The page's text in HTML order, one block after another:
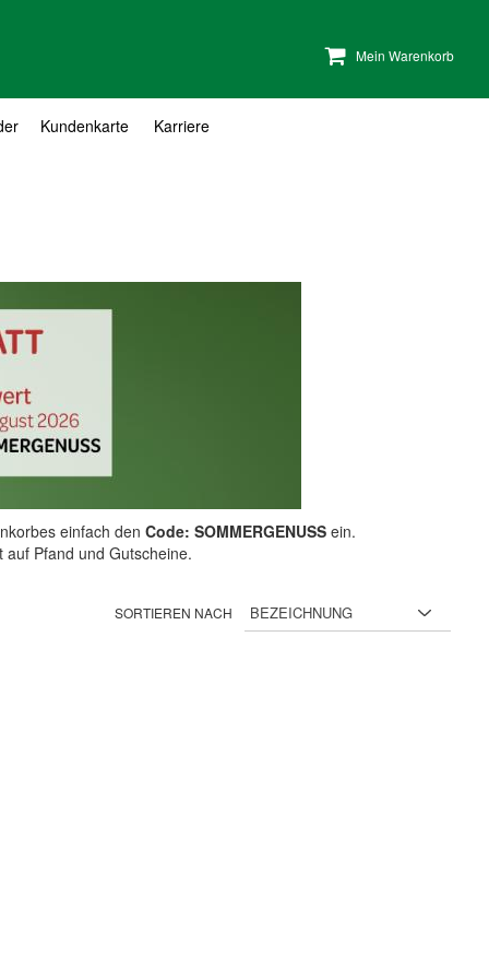
Mein Warenkorb
Kundenkarte Karriere
einfach den Code: SOMMERGENUSSein.
Pfand und Gutscheine.
SORTIEREN NACH